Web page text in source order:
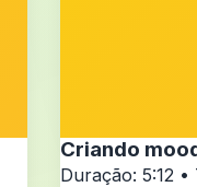
Criando
Duração: 5:12